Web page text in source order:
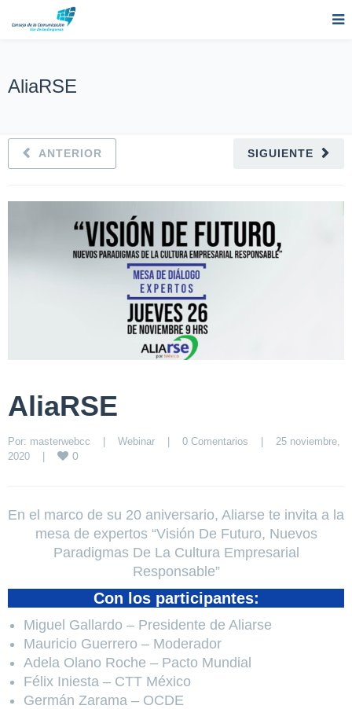
AliaRSE
SIGUIENTE
ANTERIOR
AliaRSE
Por: masterwebcc | Webinar | 0 Comentarios |
25 noviembre,
2020 | 0
En el marco de su 20 aniversario, Aliarse te invita a la
mesa de expertos “Visión De Futuro, Nuevos
Paradigmas De La Cultura Empresarial
Responsable”
Con los participantes:
Miguel Gallardo – Presidente de Aliarse
Mauricio Guerrero – Moderador
Adela Olano Roche – Pacto Mundial
Félix Iniesta – CTT México
Germán Zarama – OCDE